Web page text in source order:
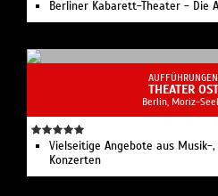
Berliner Kabarett-Theater - Die
THEATER
Berlin, Moriz-
Vielseitige Angebote aus Musik-
Konzerten